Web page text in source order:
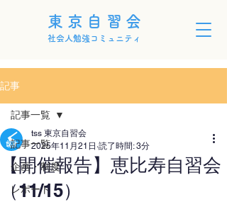
東京自習会
社会人勉強コミュニティ
記事
記事一覧
企画・制度
レポート
記事一覧
【開催報告】恵比寿自習会
（11/15）
tss 東京自習会
2025年11月21日 読了時間: 3分